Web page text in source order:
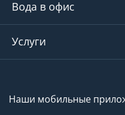
Вода в офис
Услуги
Наши мобильные